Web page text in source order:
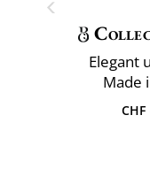
Elegant
Made
CHF